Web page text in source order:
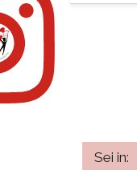
Sei in: